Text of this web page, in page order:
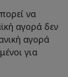
να
αγορά δεν
αγορά
για